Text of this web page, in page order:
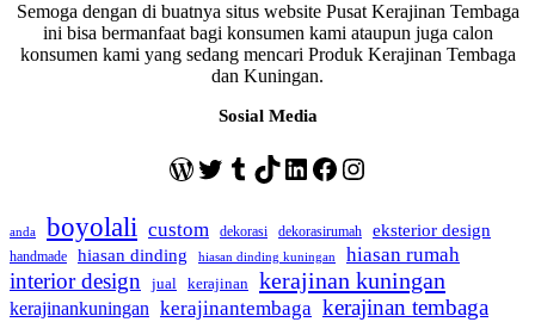
Semoga dengan di buatnya situs website Pusat Kerajinan Tembaga
ini bisa bermanfaat bagi konsumen kami ataupun juga calon
konsumen kami yang sedang mencari Produk Kerajinan Tembaga
dan Kuningan.
Sosial Media
WordPress
Twitter
Tumblr
TikTok
LinkedIn
Facebook
Instagram
anda boyolali custom dekorasi dekorasirumah eksterior design
handmade hiasan dinding hiasan dinding kuningan hiasan rumah
interior design jual kerajinan kerajinan kuningan
kerajinankuningan kerajinantembaga kerajinan tembaga